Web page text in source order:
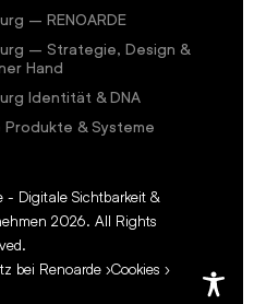
– RENOARDE
– Strategie, Design &
Hand
Identität & DNA
& Systeme
- Digitale Sichtbarkeit &
2026. All Rights
bei Renoarde Cookies